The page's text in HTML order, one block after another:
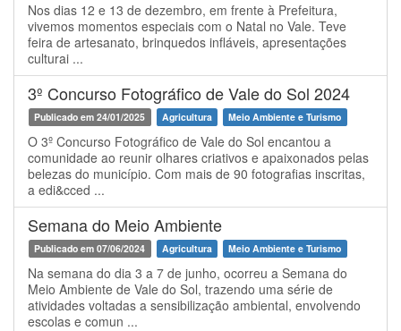
Nos dias 12 e 13 de dezembro, em frente à Prefeitura,
vivemos momentos especiais com o Natal no Vale. Teve
feira de artesanato, brinquedos infláveis, apresentações
culturai ...
3º Concurso Fotográfico de Vale do Sol 2024
Publicado em 24/01/2025 Agricultura Meio Ambiente e Turismo
O 3º Concurso Fotográfico de Vale do Sol encantou a
comunidade ao reunir olhares criativos e apaixonados pelas
belezas do município. Com mais de 90 fotografias inscritas,
a edi&cced ...
Semana do Meio Ambiente
Publicado em 07/06/2024 Agricultura Meio Ambiente e Turismo
Na semana do dia 3 a 7 de junho, ocorreu a Semana do
Meio Ambiente de Vale do Sol, trazendo uma série de
atividades voltadas a sensibilização ambiental, envolvendo
escolas e comun ...